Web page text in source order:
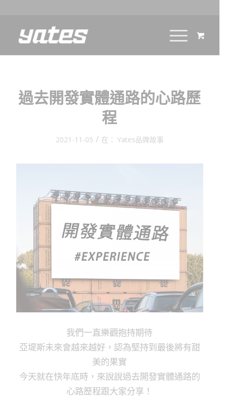
過去開發實體通路的心路歷
程
2021-11-05 / 在： Yates品牌故事
我們一直樂觀抱持期待
亞堤斯未來會越來越好，認為堅持到最後將有甜
美的果實
今天就在快年底時，來說說過去開發實體通路的
心路歷程跟大家分享！